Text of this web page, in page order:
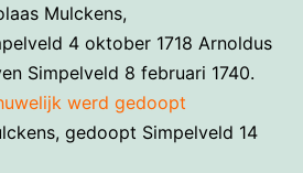
Mulckens,
4 oktober 1718 Arnoldus
Simpelveld 8 februari 1740.
werd gedoopt
gedoopt Simpelveld 14